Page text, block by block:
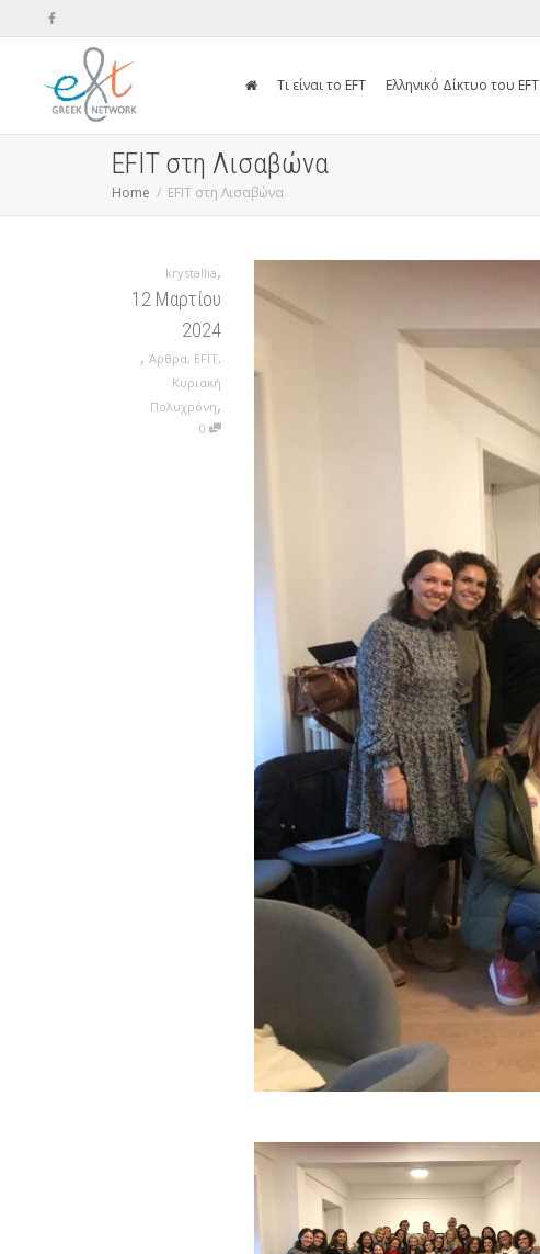
Τι είναι το EFT Ελληνικό Δίκτυο του EFT
EFIT στη Λισαβώνα
Home EFIT στη Λισαβώνα
krystallia,
12 Μαρτίου
2024
, Άρθρα, EFIT,
Κυριακή
Πολυχρόνη,
0